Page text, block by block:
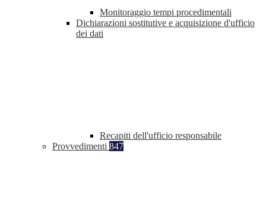
Monitoraggio tempi procedimentali
Dichiarazioni sostitutive e acquisizione d'ufficio
dei dati
Recapiti dell'ufficio responsabile
Provvedimenti 847